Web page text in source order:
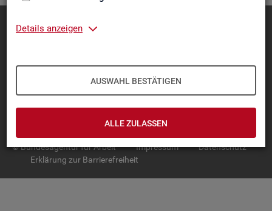
Details anzeigen
AUSWAHL BESTÄTIGEN
ALLE ZULASSEN
IN­TER­AK­TI­VE STA­TIS­TI­KEN
GRUND­LA­GEN
© Bundesagentur für Arbeit Impressum
Datenschutz
Erklärung zur Barrierefreiheit